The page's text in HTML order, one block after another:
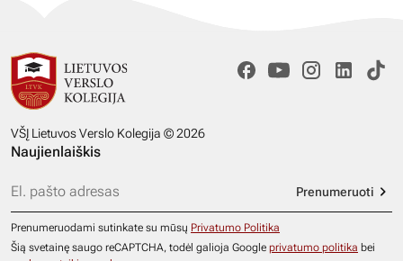
VŠĮ Lietuvos Verslo Kolegija © 2026
Naujienlaiškis
Prenumeruoti
Prenumeruodami sutinkate su mūsų Privatumo Politika
Šią svetainę saugo reCAPTCHA, todėl galioja Google privatumo politika bei